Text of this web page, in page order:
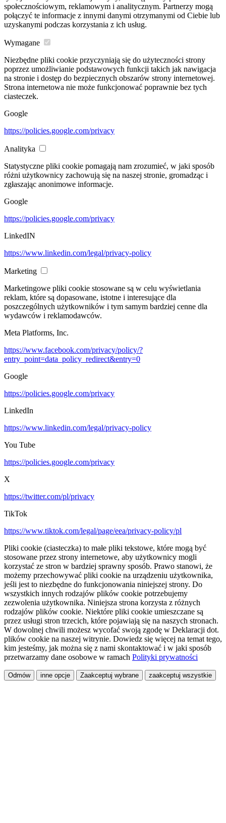
społecznościowym, reklamowym i analitycznym. Partnerzy mogą
połączyć te informacje z innymi danymi otrzymanymi od Ciebie lub
uzyskanymi podczas korzystania z ich usług.
Wymagane
Niezbędne pliki cookie przyczyniają się do użyteczności strony
poprzez umożliwianie podstawowych funkcji takich jak nawigacja
na stronie i dostęp do bezpiecznych obszarów strony internetowej.
Strona internetowa nie może funkcjonować poprawnie bez tych
ciasteczek.
Google
https://policies.google.com/privacy
Analityka
Statystyczne pliki cookie pomagają nam zrozumieć, w jaki sposób
różni użytkownicy zachowują się na naszej stronie, gromadząc i
zgłaszając anonimowe informacje.
Google
https://policies.google.com/privacy
LinkedIN
https://www.linkedin.com/legal/privacy-policy
Marketing
Marketingowe pliki cookie stosowane są w celu wyświetlania
reklam, które są dopasowane, istotne i interesujące dla
poszczególnych użytkowników i tym samym bardziej cenne dla
wydawców i reklamodawców.
Meta Platforms, Inc.
https://www.facebook.com/privacy/policy/?
entry_point=data_policy_redirect&entry=0
Google
https://policies.google.com/privacy
LinkedIn
https://www.linkedin.com/legal/privacy-policy
You Tube
https://policies.google.com/privacy
X
https://twitter.com/pl/privacy
TikTok
https://www.tiktok.com/legal/page/eea/privacy-policy/pl
Pliki cookie (ciasteczka) to małe pliki tekstowe, które mogą być
stosowane przez strony internetowe, aby użytkownicy mogli
korzystać ze stron w bardziej sprawny sposób. Prawo stanowi, że
możemy przechowywać pliki cookie na urządzeniu użytkownika,
jeśli jest to niezbędne do funkcjonowania niniejszej strony. Do
wszystkich innych rodzajów plików cookie potrzebujemy
zezwolenia użytkownika. Niniejsza strona korzysta z różnych
rodzajów plików cookie. Niektóre pliki cookie umieszczane są
przez usługi stron trzecich, które pojawiają się na naszych stronach.
W dowolnej chwili możesz wycofać swoją zgodę w Deklaracji dot.
plików cookie na naszej witrynie. Dowiedz się więcej na temat tego,
kim jesteśmy, jak można się z nami skontaktować i w jaki sposób
przetwarzamy dane osobowe w ramach Polityki prywatności
Odmów inne opcje Zaakceptuj wybrane zaakceptuj wszystkie